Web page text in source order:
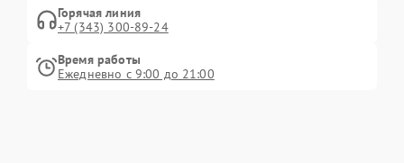
Горячая линия
+7 (343) 300-89-24
Время работы
Ежедневно с 9:00 до 21:00